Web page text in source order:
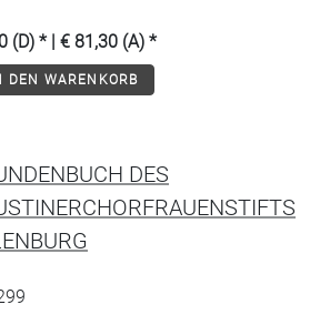
(D) * | € 81,30 (A) *
DEN WARENKORB
DES